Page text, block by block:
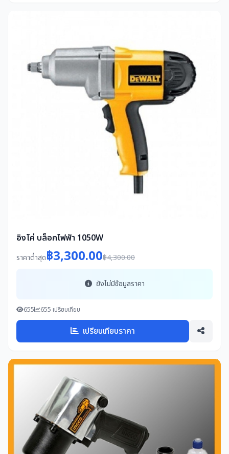
อิงโค่ บล็อกไฟฟ้า 1050W
ราคาต่ำสุด฿3,300.00฿4,300.00
ยังไม่มีข้อมูลราคา
655 655 เปรียบเทียบ
เปรียบเทียบราคา